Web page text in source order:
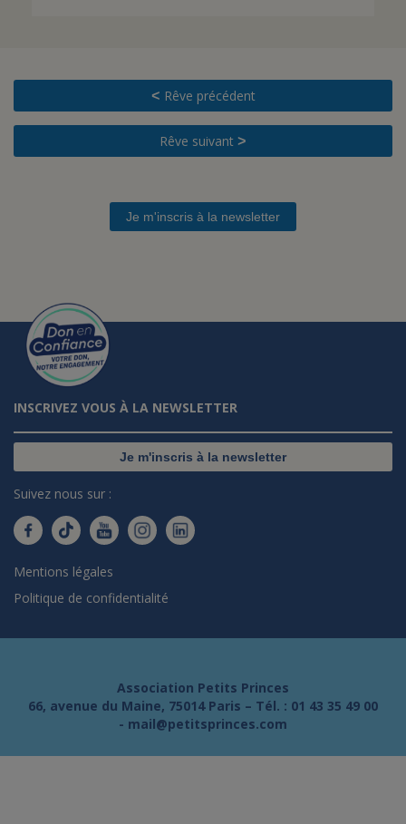
< Rêve précédent
Rêve suivant >
Je m'inscris à la newsletter
INSCRIVEZ VOUS À LA NEWSLETTER
Je m'inscris à la newsletter
Suivez nous sur :
Mentions légales
Politique de confidentialité
Association Petits Princes
66, avenue du Maine, 75014 Paris – Tél. : 01 43 35 49 00
- mail@petitsprinces.com